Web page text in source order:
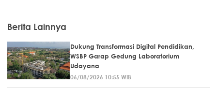
Berita Lainnya
Dukung Transformasi Digital Pendidikan,
WSBP Garap Gedung Laboratorium
Udayana
06/08/2026 10:55 WIB